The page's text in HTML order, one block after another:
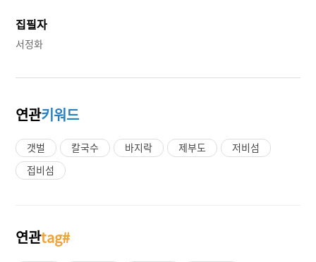
집필자
서정화
연관키워드
갯벌 칼국수 바지락 제부도
저비섬
접비섬
연관tag#